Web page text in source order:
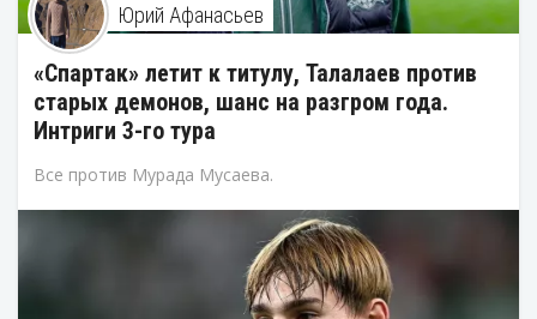
Юрий Афанасьев
«Спартак» летит к титулу, Талалаев против
старых демонов, шанс на разгром года.
Интриги 3-го тура
Все против Мурада Мусаева.